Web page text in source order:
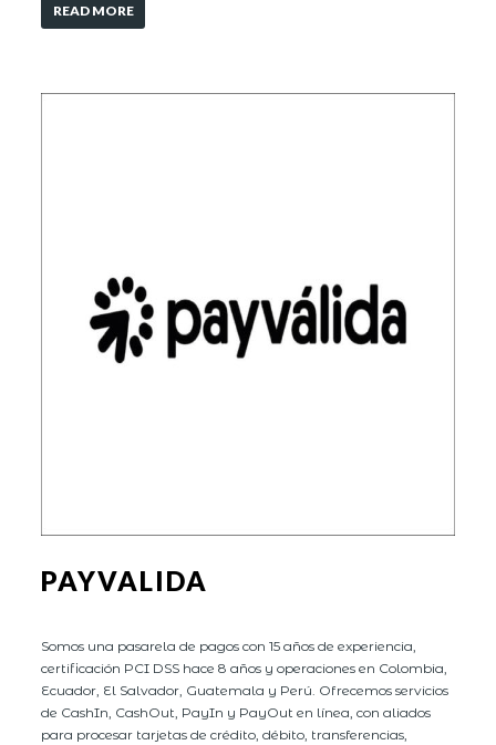
READ MORE
PAYVALIDA
Somos una pasarela de pagos con 15 años de experiencia,
certificación PCI DSS hace 8 años y operaciones en Colombia,
Ecuador, El Salvador, Guatemala y Perú. Ofrecemos servicios
de CashIn, CashOut, PayIn y PayOut en línea, con aliados
para procesar tarjetas de crédito, débito, transferencias,